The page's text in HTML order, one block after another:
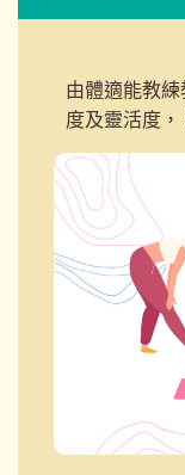
由體適能教
度及靈活度